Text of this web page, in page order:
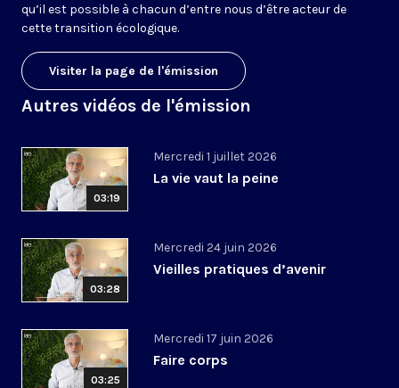
qu’il est possible à chacun d’entre nous d’être acteur de
cette transition écologique.
Visiter la page de l'émission
Autres vidéos de l'émission
03:19
Mercredi 1 juillet 2026
La vie vaut la peine
03:28
Mercredi 24 juin 2026
Vieilles pratiques d’avenir
03:25
Mercredi 17 juin 2026
Faire corps